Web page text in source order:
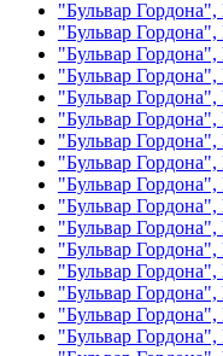
"Бульвар
"Бульвар
"Бульвар
"Бульвар
"Бульвар
"Бульвар
"Бульвар
"Бульвар
"Бульвар
"Бульвар
"Бульвар
"Бульвар
"Бульвар
"Бульвар
"Бульвар
"Бульвар